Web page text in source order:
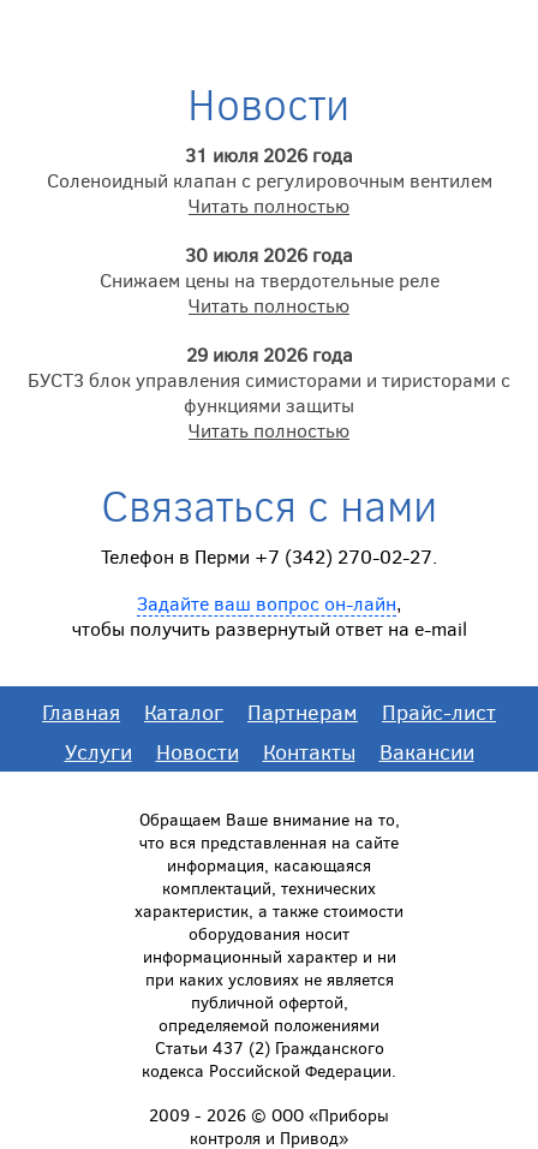
Новости
31 июля 2026 года
Соленоидный клапан с регулировочным вентилем
Читать полностью
30 июля 2026 года
Снижаем цены на твердотельные реле
Читать полностью
29 июля 2026 года
БУСТ3 блок управления симисторами и тиристорами с
функциями защиты
Читать полностью
Связаться с нами
Телефон в Перми +7 (342) 270-02-27.
Задайте ваш вопрос он-лайн,
чтобы получить развернутый ответ на e-mail
Главная Каталог Партнерам
Прайс-лист
Услуги
Новости Контакты Вакансии
Обращаем Ваше внимание на то,
что вся представленная на сайте
информация, касающаяся
комплектаций, технических
характеристик, а также стоимости
оборудования носит
информационный характер и ни
при каких условиях не является
публичной офертой,
определяемой положениями
Статьи 437 (2) Гражданского
кодекса Российской Федерации.
2009 - 2026 © ООО «Приборы
контроля и Привод»